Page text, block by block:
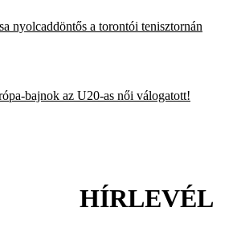
nyolcaddöntős a torontói tenisztornán
bajnok az U20-as női válogatott!
HÍRLEVÉL